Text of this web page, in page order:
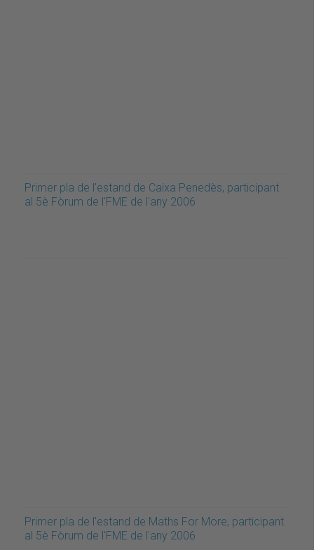
Primer pla de l'estand de Caixa Penedès, participant
al 5è Fòrum de l'FME de l'any 2006
Primer pla de l'estand de Maths For More, participant
al 5è Fòrum de l'FME de l'any 2006